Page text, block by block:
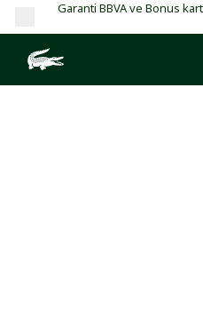
Garanti BBVA ve Bonus